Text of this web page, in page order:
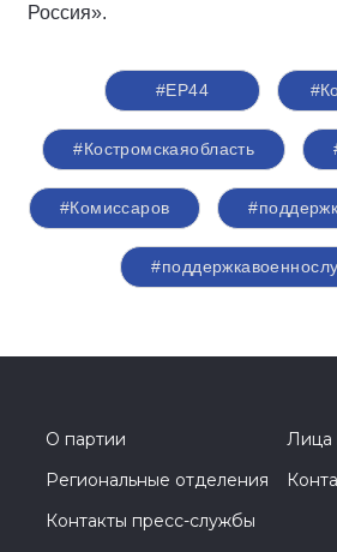
Россия».
#ЕР44
#Костромскаяобласть
#Комиссаров
О партии
Лица
Региональные отделения
Контакты пресс-службы